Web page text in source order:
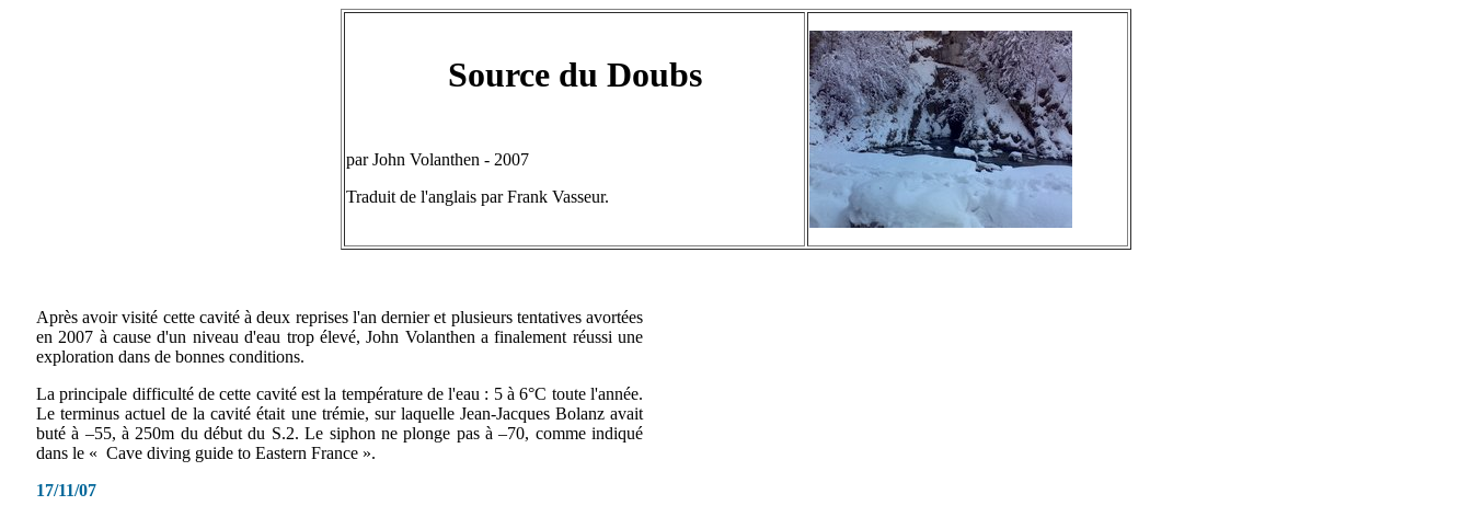
Source du Doubs
par John Volanthen - 2007
Traduit de l'anglais par Frank Vasseur.
Après avoir visité cette cavité à deux reprises l'an dernier et plusieurs tentatives avortées
en 2007 à cause d'un niveau d'eau trop élevé, John Volanthen a finalement réussi une
exploration dans de bonnes conditions.
La principale difficulté de cette cavité est la température de l'eau : 5 à 6°C toute l'année.
Le terminus actuel de la cavité était une trémie, sur laquelle Jean-Jacques Bolanz avait
buté à –55, à 250m du début du S.2. Le siphon ne plonge pas à –70, comme indiqué
dans le « Cave diving guide to Eastern France ».
17/11/07